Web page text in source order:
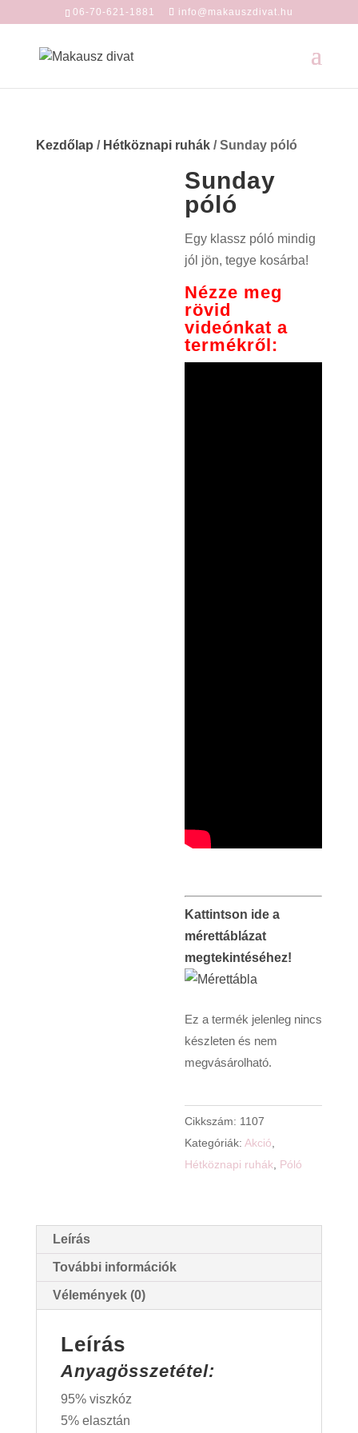
06-70-621-1881 info@makauszdivat.hu
Kezdőlap / Hétköznapi ruhák/ Sunday póló
Sunday
póló
Egy klassz póló mindig
jól jön, tegye kosárba!
Nézze meg
rövid
videónkat a
termékről:
Kattintson ide a
mérettáblázat
megtekintéséhez!
Ez a termék jelenleg nincs
készleten és nem
megvásárolható.
Cikkszám: 1107
Kategóriák: Akció
Hétköznapi ruhák
Póló
Leírás
További információk
Vélemények (0)
Leírás
Anyagösszetétel:
95% viszkóz
5% elasztán